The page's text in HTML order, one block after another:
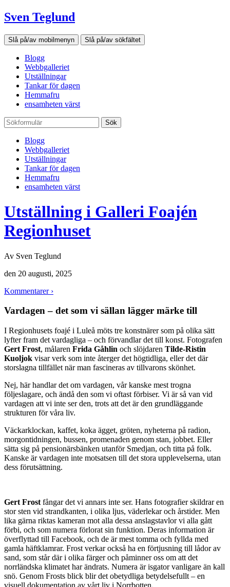
Sven Teglund
Slå på/av mobilmenyn Slå på/av sökfältet
Blogg
Webbgalleriet
Utställningar
Tankar för dagen
Hemmafru
ensamheten värst
Sök
Blogg
Webbgalleriet
Utställningar
Tankar för dagen
Hemmafru
ensamheten värst
Utställning i Galleri Foajén
Regionhuset
Av Sven Teglund
den 20 augusti, 2025
Kommentarer ›
Vardagen – det som vi sällan lägger märke till
I Regionhusets foajé i Luleå möts tre konstnärer som på olika sätt
lyfter fram det vardagliga – och förvandlar det till konst. Fotografen
Gert Frost, målaren Frida Gåhlin och slöjdaren Tilde-Ristin
Kuoljok visar verk som inte återger det högtidliga, eller det där
storslagna tillfället när man fascineras av tillvarons skönhet.
Nej, här handlar det om vardagen, vår kanske mest trogna
följeslagare, och ändå den som vi oftast förbiser. Vi är så van vid
vardagen att vi inte ser den, trots att det är den grundläggande
strukturen för våra liv.
Väckarklockan, kaffet, koka ägget, gröten, nyheterna på radion,
morgontidningen, bussen, promenaden genom stan, jobbet. Eller
sätta sig på pensionärsbänken utanför Smedjan, och titta på folk.
Kanske är vardagen inte motsatsen till det stora upplevelserna, utan
dess förutsättning.
Gert Frost fångar det vi annars inte ser. Hans fotografier skildrar en
stor sten vid strandkanten, i olika ljus, väderlekar och årstider. Men
lika gärna riktas kameran mot alla dessa anslagstavlor vi alla gått
förbi, och som numera förlorat sin funktion. Deras information är
överflyttad till Facebook, och de är mest tomma och fyllda med
gamla häftklamrar. Frost verkar också ha en förtjusning till lådor av
sand, som står där i olika färger och påminner oss om att det
norrländska klimatet har ändrats. Numera är isgator vanligare än kall
snö. Genom Frosts blick blir det obetydliga betydelsefullt – en